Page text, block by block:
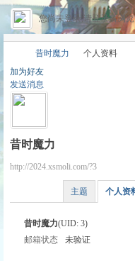
您尚未登录,请登录后浏
昔时魔力
个人资料
加为好友
发送消息
昔时魔力
http://2024.xsmoli.com/?3
主题 个人资
昔时魔力(UID: 3)
邮箱状态
未验证